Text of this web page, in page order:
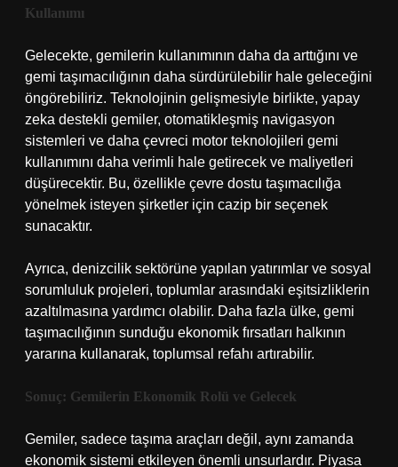
Kullanımı
Gelecekte, gemilerin kullanımının daha da arttığını ve
gemi taşımacılığının daha sürdürülebilir hale geleceğini
öngörebiliriz. Teknolojinin gelişmesiyle birlikte, yapay
zeka destekli gemiler, otomatikleşmiş navigasyon
sistemleri ve daha çevreci motor teknolojileri gemi
kullanımını daha verimli hale getirecek ve maliyetleri
düşürecektir. Bu, özellikle çevre dostu taşımacılığa
yönelmek isteyen şirketler için cazip bir seçenek
sunacaktır.
Ayrıca, denizcilik sektörüne yapılan yatırımlar ve sosyal
sorumluluk projeleri, toplumlar arasındaki eşitsizliklerin
azaltılmasına yardımcı olabilir. Daha fazla ülke, gemi
taşımacılığının sunduğu ekonomik fırsatları halkının
yararına kullanarak, toplumsal refahı artırabilir.
Sonuç: Gemilerin Ekonomik Rolü ve Gelecek
Gemiler, sadece taşıma araçları değil, aynı zamanda
ekonomik sistemi etkileyen önemli unsurlardır. Piyasa